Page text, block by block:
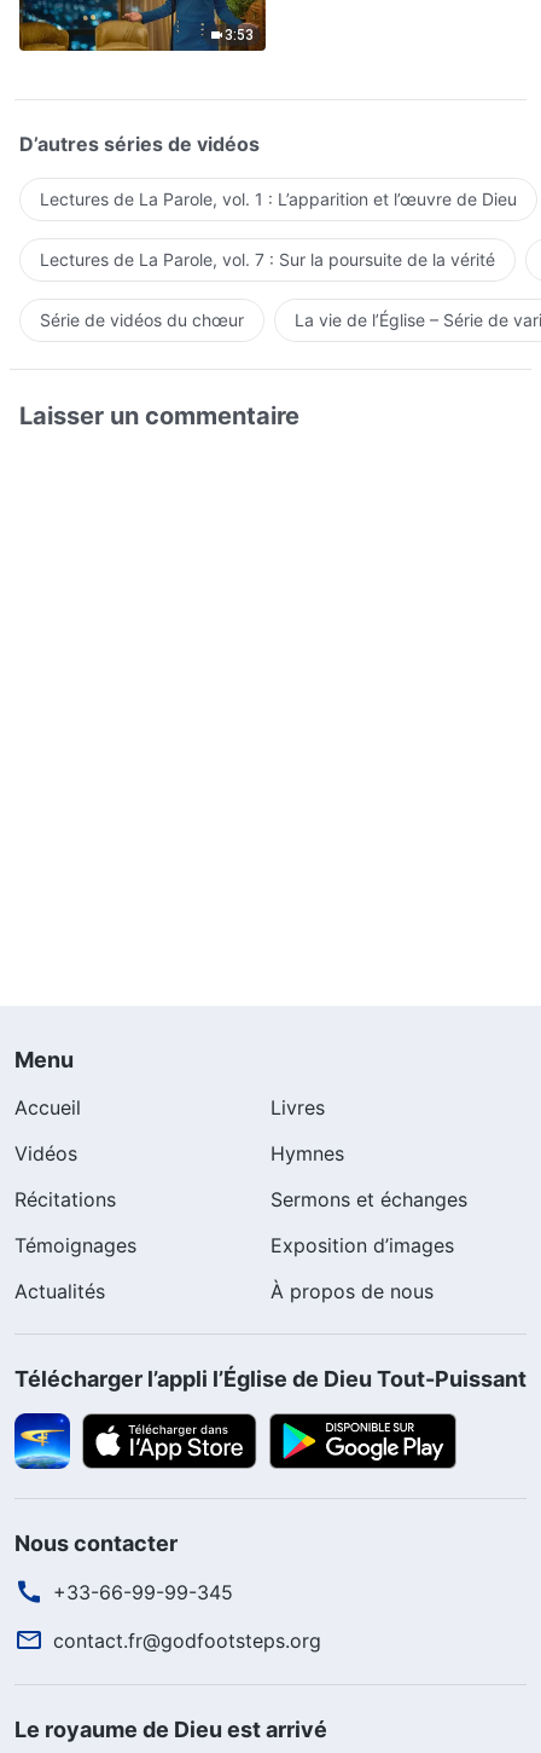
3:53
D’autres séries de vidéos
Lectures de La Parole, vol. 1 : L’apparition et l’œuvre de Dieu
Lectures de La Parole, vol. 7 : Sur la poursuite de la vérité
Série de vidéos du chœur La vie de l’Église – Série de
Laisser un commentaire
Menu
Accueil
Livres
Vidéos
Hymnes
Récitations
Sermons et échanges
Témoignages
Exposition d’images
Actualités
À propos de nous
Télécharger l’appli l’Église de Dieu Tout-Puissant
Nous contacter
+33-66-99-99-345
contact.fr@godfootsteps.org
Le royaume de Dieu est arrivé